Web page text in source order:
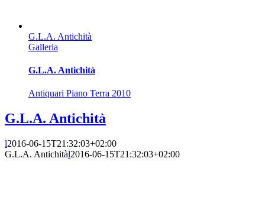
G.L.A. Antichità
Galleria
G.L.A. Antichità
Antiquari Piano Terra 2010
G.L.A. Antichità
l2016-06-15T21:32:03+02:00
G.L.A. Antichitàl2016-06-15T21:32:03+02:00